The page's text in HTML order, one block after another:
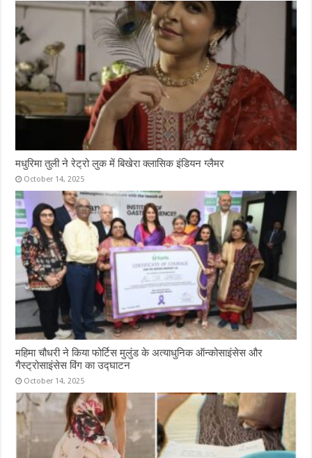
मधुरिमा तुली ने रेट्रो लुक में बिखेरा क्लासिक इंडियन ग्लैमर
October 14, 2025
महिमा चौधरी ने किया फोर्टिस मुलुंड के अत्याधुनिक ऑन्कोसाइंसेस और
गैस्ट्रोसाइंसेस विंग का उद्घाटन
October 14, 2025